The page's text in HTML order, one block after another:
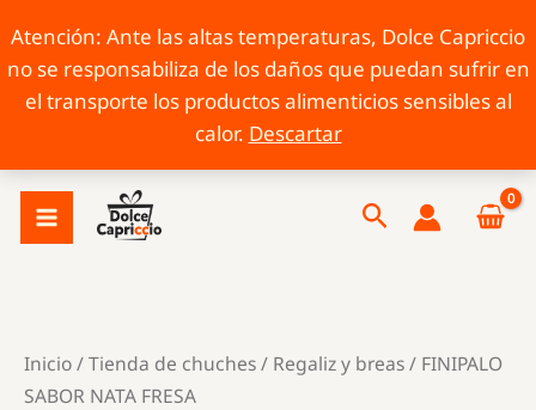
Atención: Ante las altas temperaturas, Dolce Capriccio
no se responsabiliza de los daños que puedan sufrir en
el transporte los productos alimenticios sensibles al
calor. Descartar
contenido
Buscar
Inicio/Tienda de chuches/ Regaliz y breas/ FINIPALO
SABOR NATA FRESA